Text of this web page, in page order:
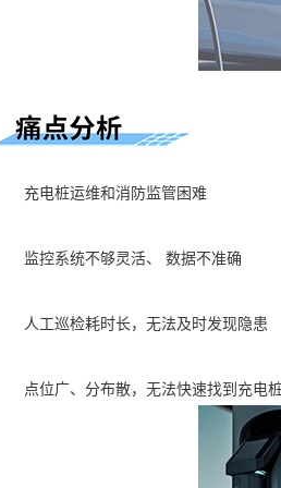
充电桩运维和消防监管困难
监控系统不够灵活、 数据不准确
人工巡检耗时长，无法及时发现隐患
点位广、分布散，无法快速找到充电